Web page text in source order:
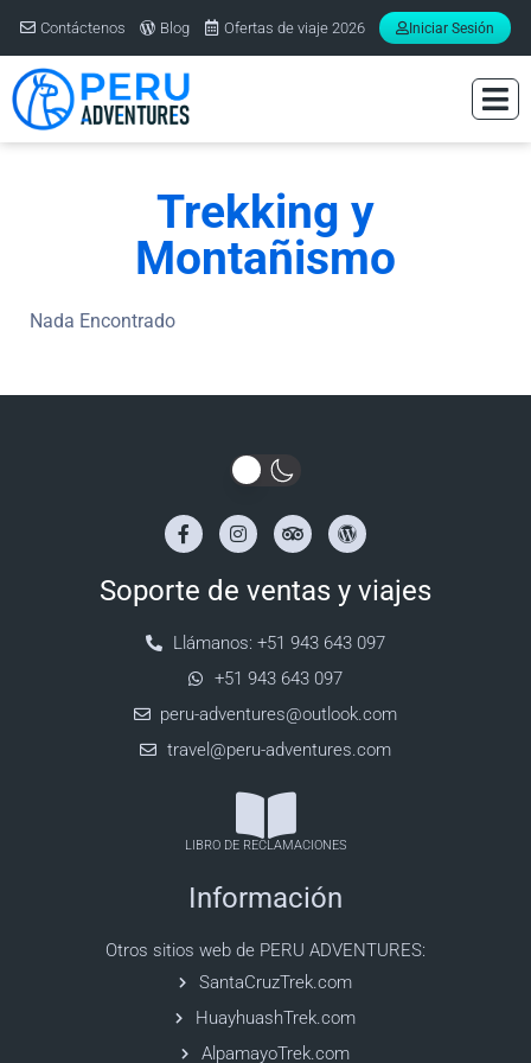
Contáctenos Blog Ofertas de viaje 2026 Iniciar Sesión
Trekking y
Montañismo
Nada Encontrado
Soporte de ventas y viajes
Llámanos: +51 943 643 097
+51 943 643 097
peru-adventures@outlook.com
travel@peru-adventures.com
LIBRO DE RECLAMACIONES
Información
Otros sitios web de PERU ADVENTURES:
SantaCruzTrek.com
HuayhuashTrek.com
AlpamayoTrek.com